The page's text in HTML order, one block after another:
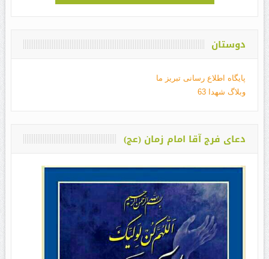
دوستان
پایگاه اطلاع رسانی تبریز ما
وبلاگ شهدا 63
دعای فرج آقا امام زمان (عج)